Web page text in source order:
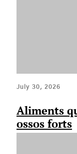
July 30, 2026
Aliments
ossos forts